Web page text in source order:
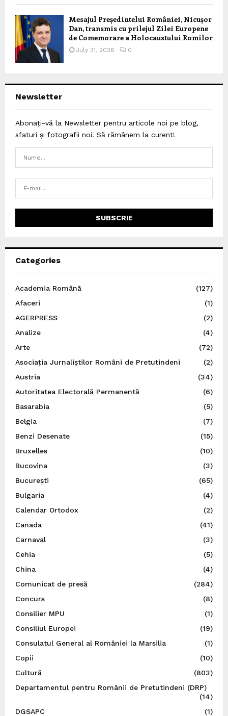
Mesajul Președintelui României, Nicușor
Dan, transmis cu prilejul Zilei Europene
de Comemorare a Holocaustului Romilor
July 31, 2026 0
Newsletter
Abonați-vă la Newsletter pentru articole noi pe blog,
sfaturi și fotografii noi. Să rămânem la curent!
Categories
Academia Română
(127)
Afaceri
(1)
AGERPRESS
(2)
Analize
(4)
Arte
(72)
Asociația Jurnaliștilor Români de Pretutindeni
(2)
Austria
(34)
Autoritatea Electorală Permanentă
(6)
Basarabia
(5)
Belgia
(7)
Benzi Desenate
(15)
Bruxelles
(10)
Bucovina
(3)
București
(65)
Bulgaria
(4)
Calendar Ortodox
(2)
Canada
(41)
Carnaval
(3)
Cehia
(5)
China
(4)
Comunicat de presă
(284)
Concurs
(8)
Consilier MPU
(1)
Consiliul Europei
(19)
Consulatul General al României la Marsilia
(1)
Copii
(10)
Cultură
(803)
Departamentul pentru Românii de Pretutindeni (DRP)
(14)
DGSAPC
(1)